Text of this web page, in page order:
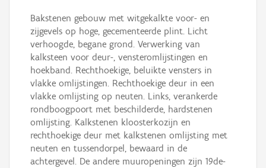
Bakstenen gebouw met witgekalkte voor- en
zijgevels op hoge, gecementeerde plint. Licht
verhoogde, begane grond. Verwerking van
kalksteen voor deur-, vensteromlijstingen en
hoekband. Rechthoekige, beluikte vensters in
vlakke omlijstingen. Rechthoekige deur in een
vlakke omlijsting op neuten. Links, verankerde
rondboogpoort met beschilderde, hardstenen
omlijsting. Kalkstenen kloosterkozijn en
rechthoekige deur met kalkstenen omlijsting met
neuten en tussendorpel, bewaard in de
achtergevel. De andere muuropeningen zijn 19de-